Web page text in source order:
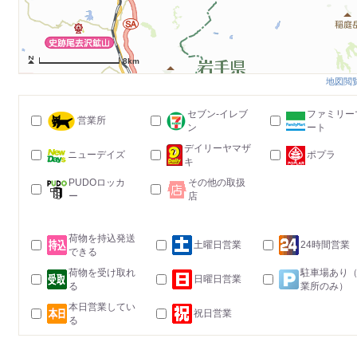
8km
地図閲
営業所
セブン-イレブ
ン
ファミリー
ート
ニューデイズ
デイリーヤマザ
キ
ポプラ
PUDOロッカ
ー
その他の取扱
店
荷物を持込発送
できる
土曜日営業 24時間営業
荷物を受け取れ
る
日曜日営業
駐車場あり
業所のみ）
本日営業してい
る
祝日営業